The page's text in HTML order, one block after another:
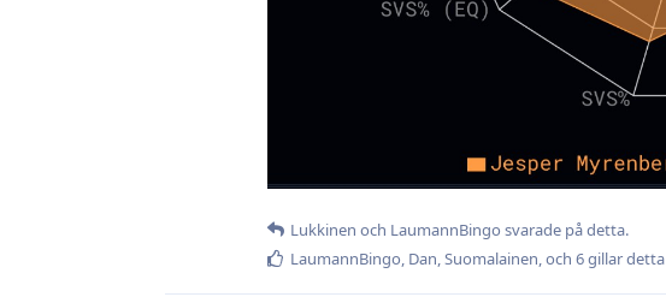
Lukkinen och LaumannBingo svarade på detta.
LaumannBingo, Dan,Suomalainen, och 6gillar detta